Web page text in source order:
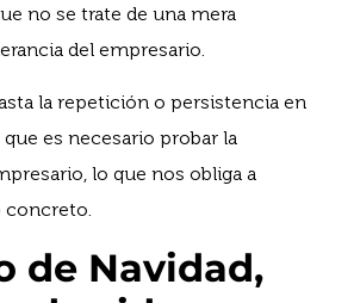
no se trate de una mera
del empresario.
la repetición o persistencia en
es necesario probar la
lo que nos obliga a
concreto.
de Navidad,